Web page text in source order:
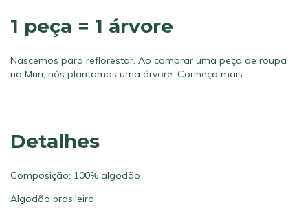
1 peça = 1 árvore
Nascemos para reflorestar. Ao comprar uma peça de roupa
na Muri, nós plantamos uma árvore. Conheça mais.
Detalhes
Composição: 100% algodão
Algodão brasileiro